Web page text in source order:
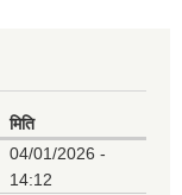
मिति
04/01/2026 -
14:12